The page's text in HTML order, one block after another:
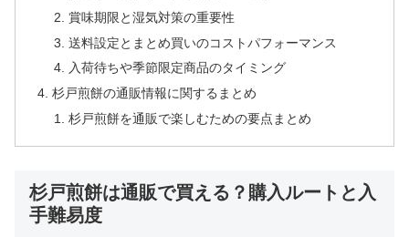
賞味期限と湿気対策の重要性
送料設定とまとめ買いのコストパフォーマンス
入荷待ちや季節限定商品のタイミング
杉戸煎餅の通販情報に関するまとめ
杉戸煎餅を通販で楽しむための要点まとめ
杉戸煎餅は通販で買える？購入ルートと入
手難易度